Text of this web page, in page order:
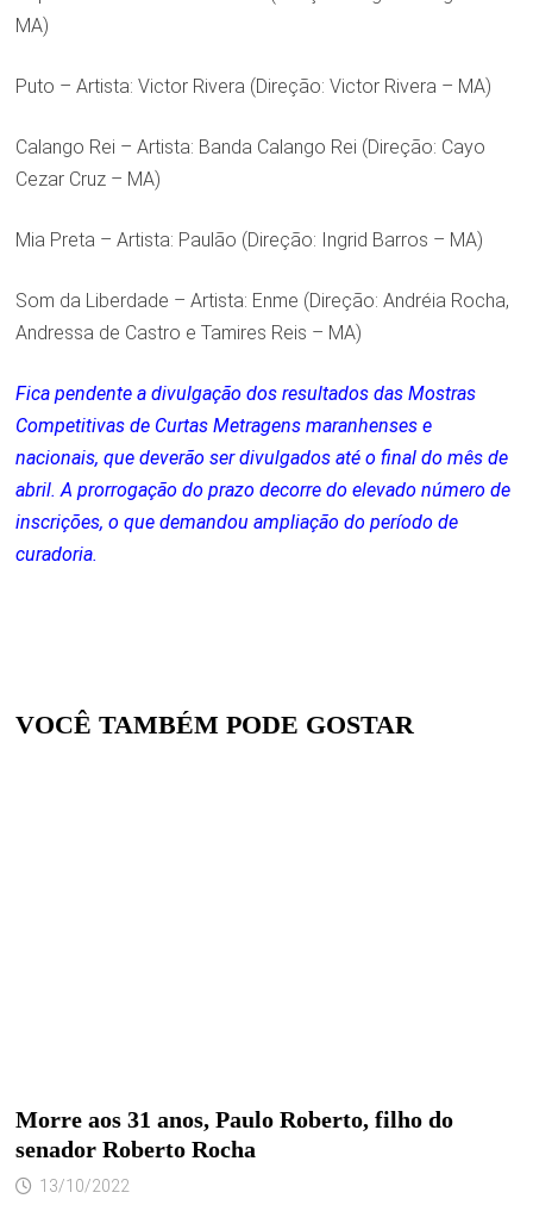
MA)
Puto – Artista: Victor Rivera (Direção: Victor Rivera – MA)
Calango Rei – Artista: Banda Calango Rei (Direção: Cayo
Cezar Cruz – MA)
Mia Preta – Artista: Paulão (Direção: Ingrid Barros – MA)
Som da Liberdade – Artista: Enme (Direção: Andréia Rocha,
Andressa de Castro e Tamires Reis – MA)
Fica pendente a divulgação dos resultados das Mostras
Competitivas de Curtas Metragens maranhenses e
nacionais, que deverão ser divulgados até o final do mês de
abril. A prorrogação do prazo decorre do elevado número de
inscrições, o que demandou ampliação do período de
curadoria.
VOCÊ TAMBÉM PODE GOSTAR
Morre aos 31 anos, Paulo Roberto, filho do
senador Roberto Rocha
13/10/2022